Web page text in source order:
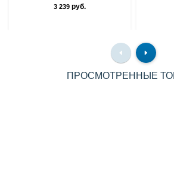
3 239 руб.
ПРОСМОТРЕННЫЕ